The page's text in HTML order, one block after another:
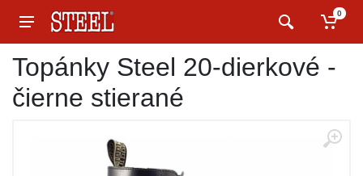
0
Topánky Steel 20-dierkové -
čierne stierané